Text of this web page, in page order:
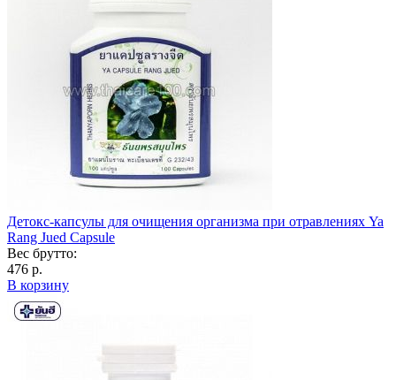
Детокс-капсулы для очищения организма при отравлениях Ya
Rang Jued Capsule
Вес брутто:
476 р.
В корзину